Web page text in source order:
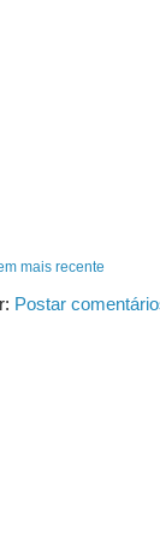
mais recente
Postar